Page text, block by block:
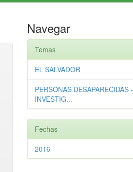
Navegar
Temas
EL SALVADOR
PERSONAS DESAPARECIDAS -
INVESTIG...
Fechas
2016